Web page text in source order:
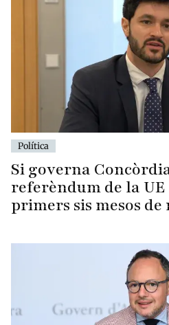
Política
Si governa
referèndum de la
primers sis mesos